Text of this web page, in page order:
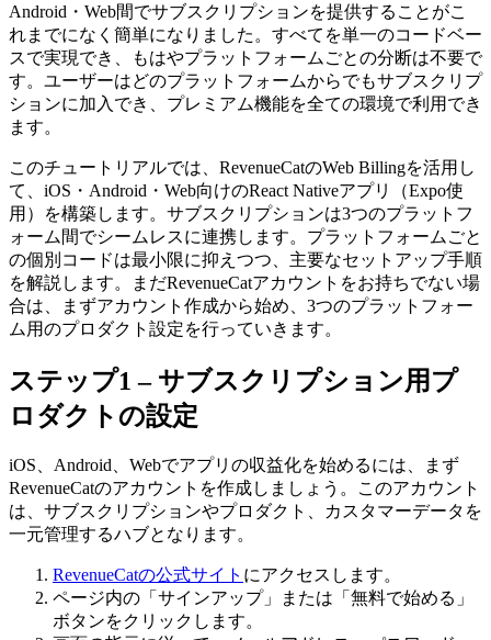
Android・Web間でサブスクリプションを提供することがこ
れまでになく簡単になりました。すべてを単一のコードベー
スで実現でき、もはやプラットフォームごとの分断は不要で
す。ユーザーはどのプラットフォームからでもサブスクリプ
ションに加入でき、プレミアム機能を全ての環境で利用でき
ます。
このチュートリアルでは、RevenueCatのWeb Billingを活用し
て、iOS・Android・Web向けのReact Nativeアプリ（Expo使
用）を構築します。サブスクリプションは3つのプラットフ
ォーム間でシームレスに連携します。プラットフォームごと
の個別コードは最小限に抑えつつ、主要なセットアップ手順
を解説します。まだRevenueCatアカウントをお持ちでない場
合は、まずアカウント作成から始め、3つのプラットフォー
ム用のプロダクト設定を行っていきます。
ステップ1 – サブスクリプション用プ
ロダクトの設定
iOS、Android、Webでアプリの収益化を始めるには、まず
RevenueCatのアカウントを作成しましょう。このアカウント
は、サブスクリプションやプロダクト、カスタマーデータを
一元管理するハブとなります。
RevenueCatの公式サイト にアクセスします。
ページ内の「サインアップ」または「無料で始める」
ボタンをクリックします。